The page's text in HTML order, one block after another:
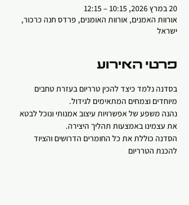
20 במרץ 2026, 10:15 – 12:15
אורוות האמנים, אורוות האומנים, פרדס חנה כרכור,
ישראל
פרטי האירוע
בסדנה נלמד כיצד להכין טרריום בעזרת טחבים
מיוחדים וצמחים המתאימים לגידול.
נהנה משפע של אפשרויות עיצוב אמנותי ונוכל לבטא
את עצמינו באמצעות תהליך היצירה.
הסדנה כוללת את כל החומרים הדרושים והציוד
להכנת הטרריום